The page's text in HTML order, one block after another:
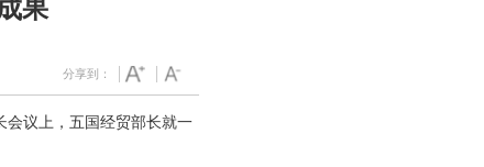
果
分享到：
会议上，五国经贸部长就一